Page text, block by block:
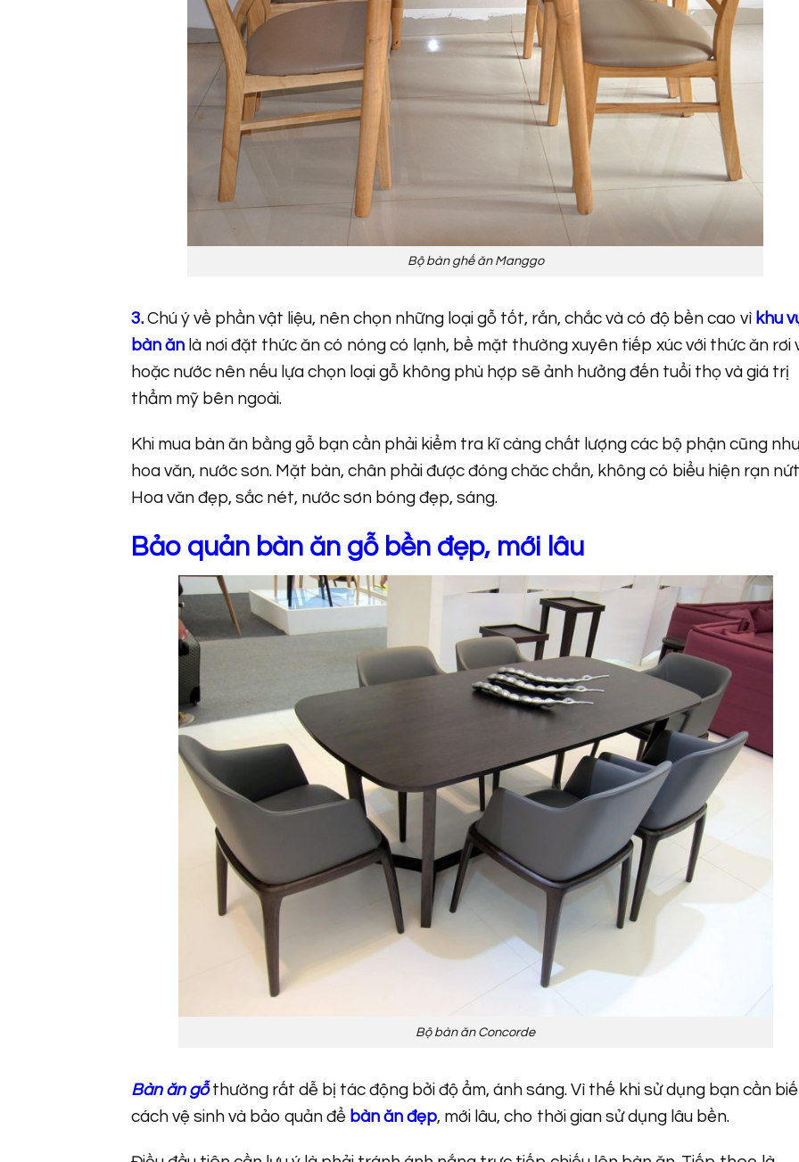
Bộ bàn ghế ăn Manggo
3. Chú ý về phần vật liệu, nên chọn những loại gỗ tốt, rắn, chắc và có độ bền cao vì khu
bàn ăn là nơi đặt thức ăn có nóng có lạnh, bề mặt thường xuyên tiếp xúc với thức ăn rơi
hoặc nước nên nếu lựa chọn loại gỗ không phù hợp sẽ ảnh hưởng đến tuổi thọ và giá trị
thẩm mỹ bên ngoài.
Khi mua bàn ăn bằng gỗ bạn cần phải kiểm tra kĩ càng chất lượng các bộ phận cũng
hoa văn, nước sơn. Mặt bàn, chân phải được đóng chăc chắn, không có biểu hiện rạn
Hoa văn đẹp, sắc nét, nước sơn bóng đẹp, sáng.
Bảo quản bàn ăn gỗ bền đẹp, mới lâu
Bộ bàn ăn Concorde
Bàn ăn gỗthường rất dễ bị tác động bởi độ ẩm, ánh sáng. Vì thế khi sử dụng bạn cần
cách vệ sinh và bảo quản để bàn ăn đẹp, mới lâu, cho thời gian sử dụng lâu bền.